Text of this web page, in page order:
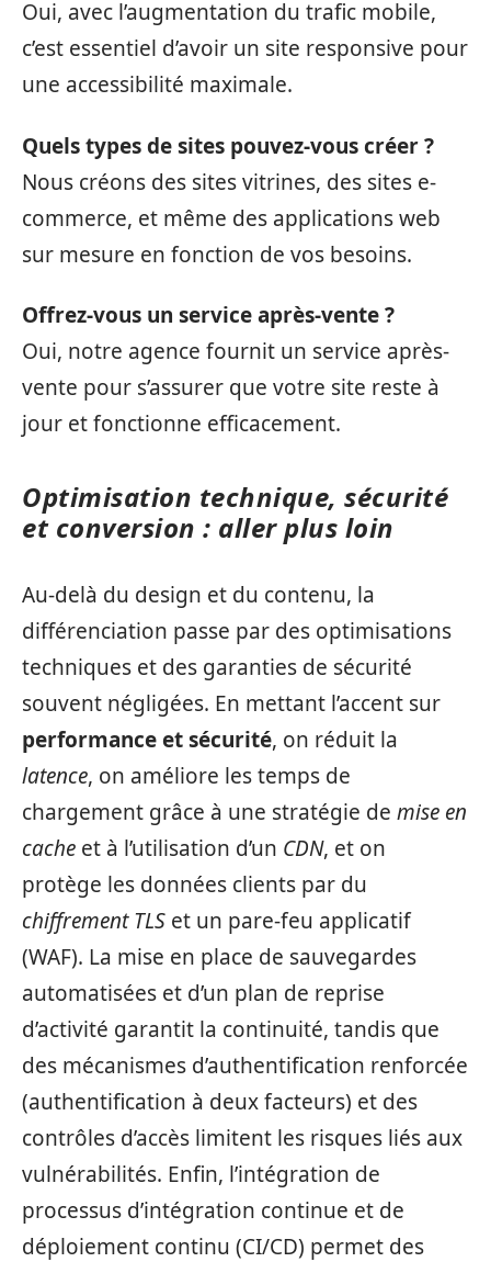
Oui, avec l’augmentation du trafic mobile,
c’est essentiel d’avoir un site responsive pour
une accessibilité maximale.
Quels types de sites pouvez-vous créer ?
Nous créons des sites vitrines, des sites e-
commerce, et même des applications web
sur mesure en fonction de vos besoins.
Offrez-vous un service après-vente ?
Oui, notre agence fournit un service après-
vente pour s’assurer que votre site reste à
jour et fonctionne efficacement.
Optimisation technique, sécurité
et conversion : aller plus loin
Au-delà du design et du contenu, la
différenciation passe par des optimisations
techniques et des garanties de sécurité
souvent négligées. En mettant l’accent sur
performance et sécurité, on réduit la
latence, on améliore les temps de
chargement grâce à une stratégie de mise en
cache et à l’utilisation d’un CDN, et on
protège les données clients par du
chiffrement TLS et un pare‑feu applicatif
(WAF). La mise en place de sauvegardes
automatisées et d’un plan de reprise
d’activité garantit la continuité, tandis que
des mécanismes d’authentification renforcée
(authentification à deux facteurs) et des
contrôles d’accès limitent les risques liés aux
vulnérabilités. Enfin, l’intégration de
processus d’intégration continue et de
déploiement continu (CI/CD) permet des